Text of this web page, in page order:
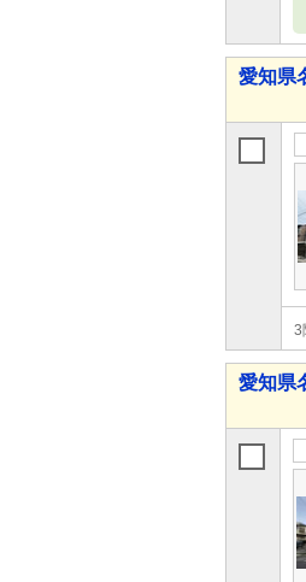
愛知県
3
愛知県